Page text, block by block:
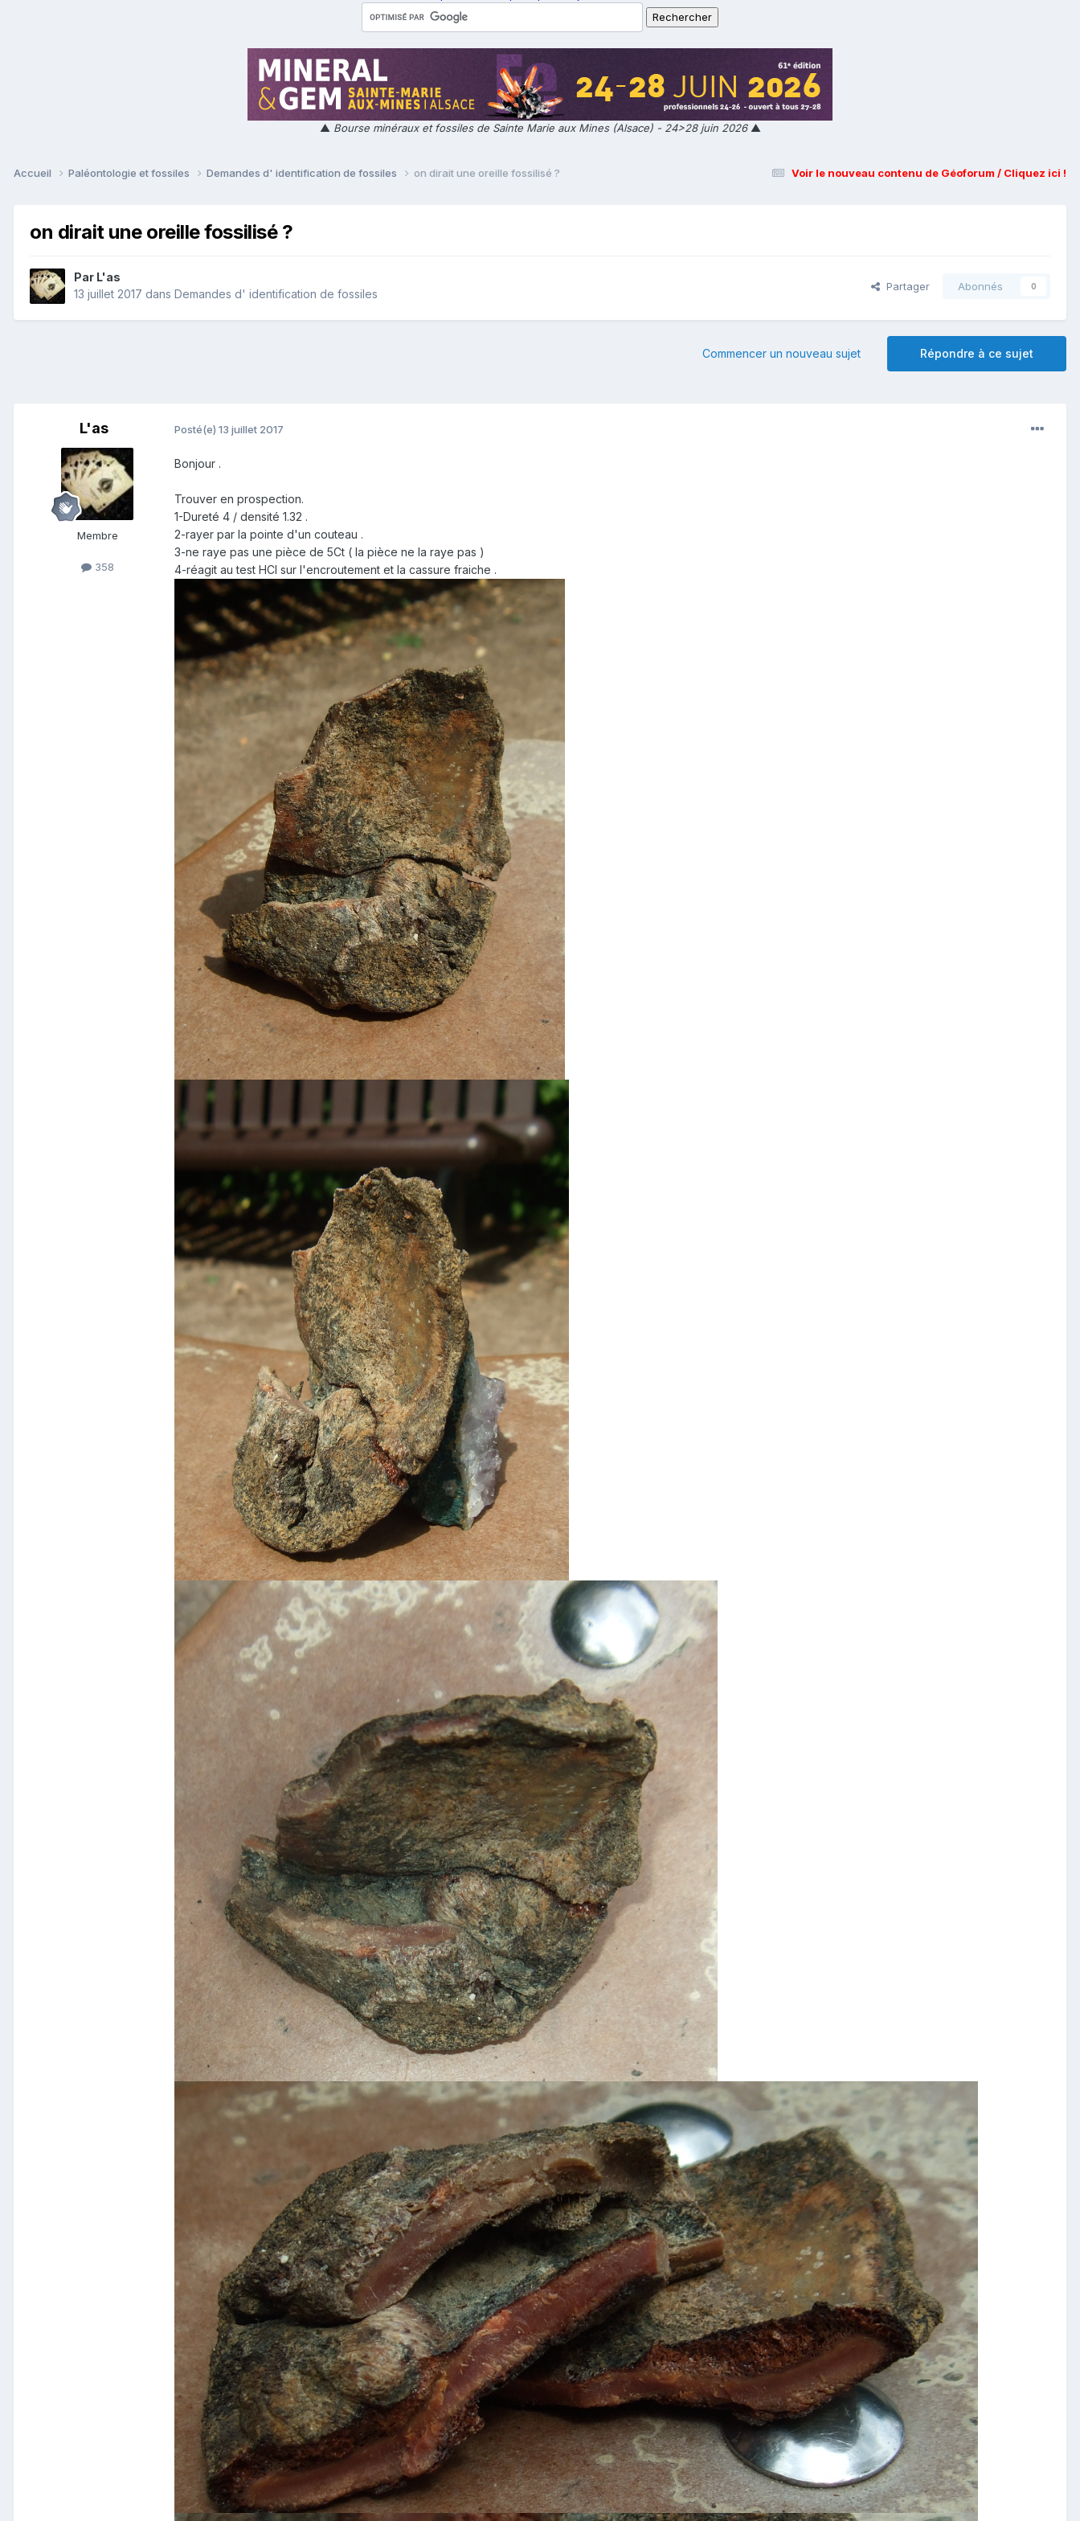
▲ Bourse minéraux et fossiles de Sainte Marie aux Mines (Alsace) - 24>28 juin 2026▲
Voir le nouveau contenu de Géoforum / Cliquez ici !
Accueil Paléontologie et fossiles Demandes d' identification de fossiles on dirait une oreille fossilisé ?
on dirait une oreille fossilisé ?
Par L'as
13 juillet 2017 dans Demandes d' identification de fossiles
Partager Abonnés 0
Répondre à ce sujet
Commencer un nouveau sujet
L'as
Membre
358
Posté(e) 13 juillet 2017
Bonjour .
Trouver en prospection.
1-Dureté 4 / densité 1.32 .
2-rayer par la pointe d'un couteau .
3-ne raye pas une pièce de 5Ct ( la pièce ne la raye pas )
4-réagit au test HCI sur l'encroutement et la cassure fraiche .